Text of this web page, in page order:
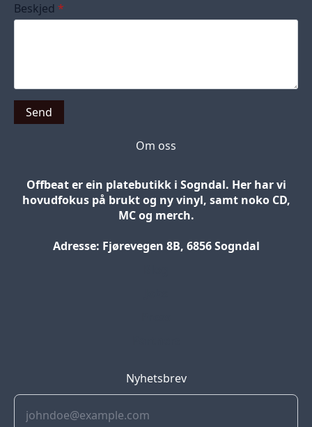
Beskjed *
Send
Om oss
Offbeat er ein platebutikk i Sogndal. Her har vi
hovudfokus på brukt og ny vinyl, samt noko CD,
MC og merch.
Adresse: Fjørevegen 8B, 6856 Sogndal
Nyhetsbrev